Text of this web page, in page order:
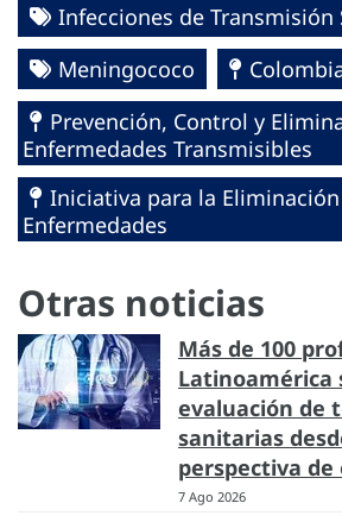
Infecciones de Transmisión
Meningococo
Prevención, Control y
Enfermedades Transmisibles
Iniciativa para la
Enfermedades
Otras noticias
Más de 100
Latinoamérica
evaluación de
sanitarias
perspectiva de
7 Ago 2026